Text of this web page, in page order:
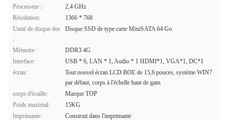
Processeur :
2,4 GHz
Résolution:
1366 * 768
Unité de disque dur
:
Disque SSD de type carte MiniSATA 64 Go
Mémoire :
DDR3 4G
Interface:
USB * 6, LAN * 1, Audio * 1 HDMI*1, VGA*1, DC*1
écran:
Tout nouvel écran LCD BOE de 15,6 pouces, système WIN7
par défaut, corps à l'échelle haut de gam
corps d'écaille:
Marque TOP
Poids maximal:
15KG
Imprimante:
Construit dans l'imprimante